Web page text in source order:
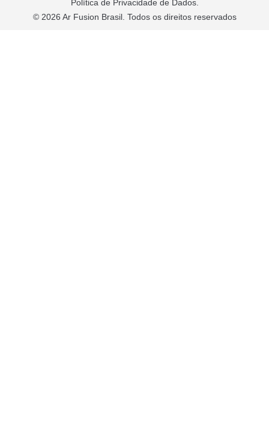
Política de Privacidade de Dados.
© 2026 Ar Fusion Brasil. Todos os direitos reservados